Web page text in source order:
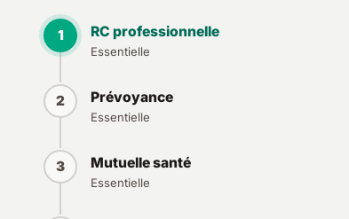
1 RC professionnelle
Essentielle
2 Prévoyance
Essentielle
3 Mutuelle santé
Essentielle